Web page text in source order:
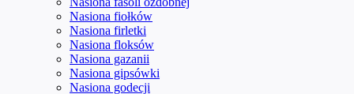
Nasiona fiołków
Nasiona firletki
Nasiona floksów
Nasiona gazanii
Nasiona gipsówki
Nasiona godecji